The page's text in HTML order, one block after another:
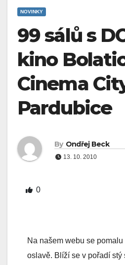
NOVINKY
99 sálů s
kino
Cinema
Pardubice
By Ondřej Beck
13. 10. 2010
0
Na našem webu se
oslavě. Blíží se v pořadí stý